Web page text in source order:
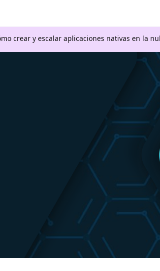
crear y escalar aplicaciones nativas en la